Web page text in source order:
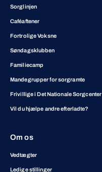
Sorglinjen
Caféaftener
Fortrolige Voksne
Søndagsklubben
Familiecamp
Mandegrupper for sorgramte
Frivillige i Det Nationale Sorgcenter
Vil du hjælpe andre efterladte?
Om os
Vedtægter
Ledige stillinger